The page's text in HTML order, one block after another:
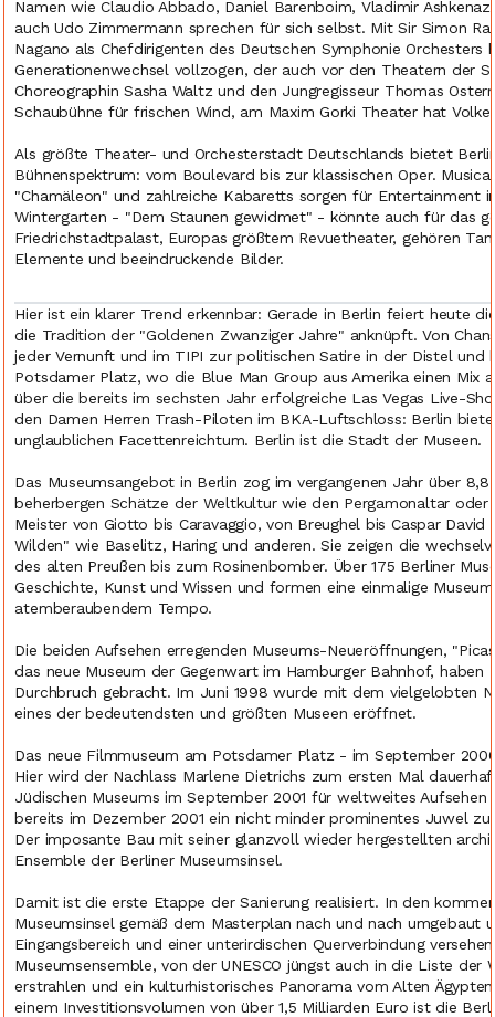
Namen wie Claudio Abbado, Daniel Barenboim, Vladimir
auch Udo Zimmermann sprechen für sich selbst. Mit Sir Simon
Nagano als Chefdirigenten des Deutschen Symphonie
Generationenwechsel vollzogen, der auch vor den Theatern der
Choreographin Sasha Waltz und den Jungregisseur Thomas
Schaubühne für frischen Wind, am Maxim Gorki Theater hat
Als größte Theater- und Orchesterstadt Deutschlands bietet
Bühnenspektrum: vom Boulevard bis zur klassischen Oper.
"Chamäleon" und zahlreiche Kabaretts sorgen für Entertainment
Wintergarten - "Dem Staunen gewidmet" - könnte auch für das
Friedrichstadtpalast, Europas größtem Revuetheater, gehören
Elemente und beeindruckende Bilder.
Hier ist ein klarer Trend erkennbar: Gerade in Berlin feiert heute
die Tradition der "Goldenen Zwanziger Jahre" anknüpft. Von
jeder Vernunft und im TIPI zur politischen Satire in der Distel
Potsdamer Platz, wo die Blue Man Group aus Amerika einen Mix
über die bereits im sechsten Jahr erfolgreiche Las Vegas Live-
den Damen Herren Trash-Piloten im BKA-Luftschloss: Berlin
unglaublichen Facettenreichtum. Berlin ist die Stadt der Museen.
Das Museumsangebot in Berlin zog im vergangenen Jahr über
beherbergen Schätze der Weltkultur wie den Pergamonaltar
Meister von Giotto bis Caravaggio, von Breughel bis Caspar
Wilden" wie Baselitz, Haring und anderen. Sie zeigen die
des alten Preußen bis zum Rosinenbomber. Über 175 Berliner
Geschichte, Kunst und Wissen und formen eine einmalige
atemberaubendem Tempo.
Die beiden Aufsehen erregenden Museums-Neueröffnungen,
das neue Museum der Gegenwart im Hamburger Bahnhof,
Durchbruch gebracht. Im Juni 1998 wurde mit dem vielgelobten
eines der bedeutendsten und größten Museen eröffnet.
Das neue Filmmuseum am Potsdamer Platz - im September
Hier wird der Nachlass Marlene Dietrichs zum ersten Mal
Jüdischen Museums im September 2001 für weltweites
bereits im Dezember 2001 ein nicht minder prominentes Juwel
Der imposante Bau mit seiner glanzvoll wieder hergestellten
Ensemble der Berliner Museumsinsel.
Damit ist die erste Etappe der Sanierung realisiert. In den
Museumsinsel gemäß dem Masterplan nach und nach umgebaut
Eingangsbereich und einer unterirdischen Querverbindung
Museumsensemble, von der UNESCO jüngst auch in die Liste
erstrahlen und ein kulturhistorisches Panorama vom Alten
einem Investitionsvolumen von über 1,5 Milliarden Euro ist die